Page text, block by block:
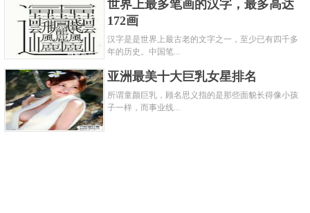
世界上最多笔画的汉字，最多高达
172画
汉字是是世界上最古老的文字之一，至少已有四千多
年的历史。中国笔...
亚洲最美十大巨乳女星排名
所谓童颜巨乳，顾名思义指的是那些面貌长得像小孩
子一样，而事业线...